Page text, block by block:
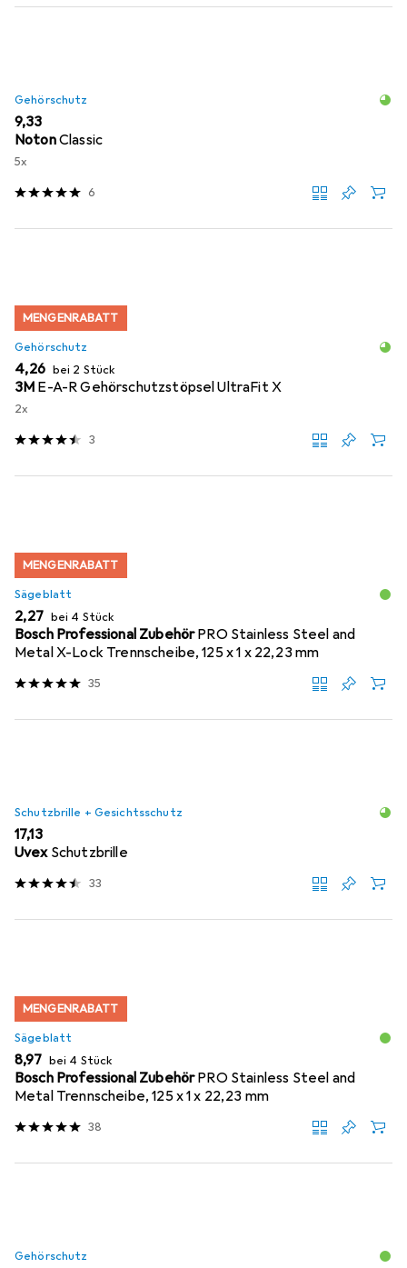
Gehörschutz
EUR
9,33
NotonClassic
5x
6
MENGENRABATT
Gehörschutz
EUR
4,26 bei 2 Stück
3M E-A-R Gehörschutzstöpsel UltraFit X
2x
3
MENGENRABATT
Sägeblatt
EUR
2,27 bei 4 Stück
Bosch Professional ZubehörPRO Stainless Steel and
Metal X-Lock Trennscheibe, 125 x 1 x 22,23 mm
35
Schutzbrille + Gesichtsschutz
EUR
17,13
Uvex Schutzbrille
33
MENGENRABATT
Sägeblatt
EUR
8,97 bei 4 Stück
Bosch Professional ZubehörPRO Stainless Steel and
Metal Trennscheibe, 125 x 1 x 22,23 mm
38
Gehörschutz